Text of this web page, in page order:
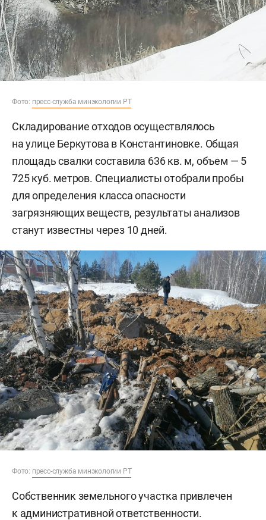
Фото: пресс-служба минэкологии РТ
Складирование отходов осуществлялось
на улице Беркутова в Константиновке. Общая
площадь свалки составила 636 кв. м, объем — 5
725 куб. метров. Специалисты отобрали пробы
для определения класса опасности
загрязняющих веществ, результаты анализов
станут известны через 10 дней.
Фото: пресс-служба минэкологии РТ
Собственник земельного участка привлечен
к административной ответственности.